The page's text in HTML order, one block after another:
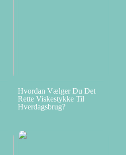
Hvordan Vælger Du Det
Rette Viskestykke Til
Hverdagsbrug?